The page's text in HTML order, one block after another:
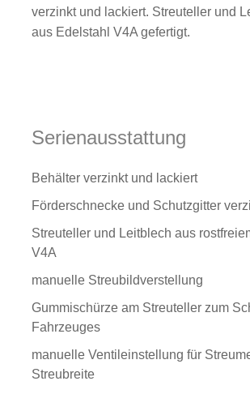
verzinkt und lackiert. Streuteller und
aus Edelstahl V4A gefertigt.
Serienausstattung
Behälter verzinkt und lackiert
Förderschnecke und Schutzgitter
Streuteller und Leitblech aus
V4A
manuelle Streubildverstellung
Gummischürze am Streuteller zum
Fahrzeuges
manuelle Ventileinstellung für
Streubreite